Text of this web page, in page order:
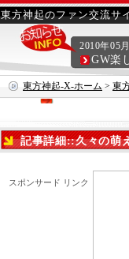
東方神起のファン交流サ
東方神起-X-ホーム > 東
2010年05
GW楽
記事詳細::久々の萌
スポンサード リンク